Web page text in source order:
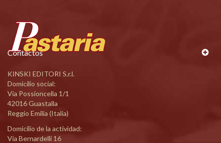
Contactos
KINSKI EDITORI S.r.l.
Domicilio social:
Via Possioncella 1/1
42016 Guastalla
Reggio Emilia (Italia)
Domicilio de la actividad:
Via Bernardelli 16